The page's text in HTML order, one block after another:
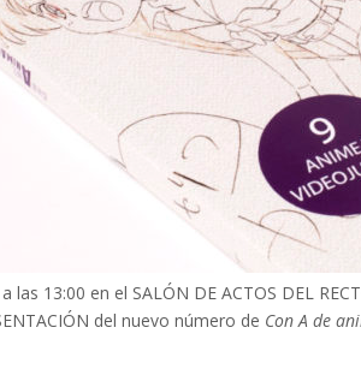
las 13:00 en el SALÓN DE ACTOS DEL
del nuevo número de Con A de